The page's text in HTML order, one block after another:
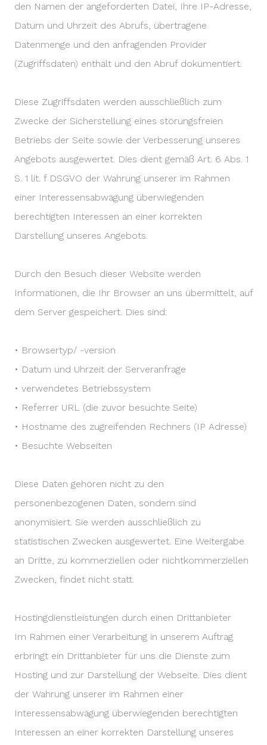
den Namen der angeforderten Datei, Ihre IP-Adresse,
Datum und Uhrzeit des Abrufs, übertragene
Datenmenge und den anfragenden Provider
(Zugriffsdaten) enthält und den Abruf dokumentiert.
Diese Zugriffsdaten werden ausschließlich zum
Zwecke der Sicherstellung eines störungsfreien
Betriebs der Seite sowie der Verbesserung unseres
Angebots ausgewertet. Dies dient gemäß Art. 6 Abs. 1
S. 1 lit. f DSGVO der Wahrung unserer im Rahmen
einer Interessensabwägung überwiegenden
berechtigten Interessen an einer korrekten
Darstellung unseres Angebots.
Durch den Besuch dieser Website werden
Informationen, die Ihr Browser an uns übermittelt, auf
dem Server gespeichert. Dies sind:
• Browsertyp/ -version
• Datum und Uhrzeit der Serveranfrage
• verwendetes Betriebssystem
• Referrer URL (die zuvor besuchte Seite)
• Hostname des zugreifenden Rechners (IP Adresse)
• Besuchte Webseiten
Diese Daten gehören nicht zu den
personenbezogenen Daten, sondern sind
anonymisiert. Sie werden ausschließlich zu
statistischen Zwecken ausgewertet. Eine Weitergabe
an Dritte, zu kommerziellen oder nichtkommerziellen
Zwecken, findet nicht statt.
Hostingdienstleistungen durch einen Drittanbieter
Im Rahmen einer Verarbeitung in unserem Auftrag
erbringt ein Drittanbieter für uns die Dienste zum
Hosting und zur Darstellung der Webseite. Dies dient
der Wahrung unserer im Rahmen einer
Interessensabwägung überwiegenden berechtigten
Interessen an einer korrekten Darstellung unseres